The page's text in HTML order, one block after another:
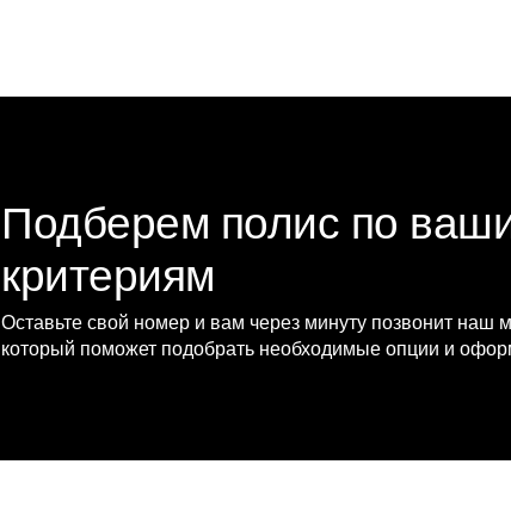
Подберем полис по
критериям
Оставьте свой номер и вам через минуту позвонит наш
который поможет подобрать необходимые опции и